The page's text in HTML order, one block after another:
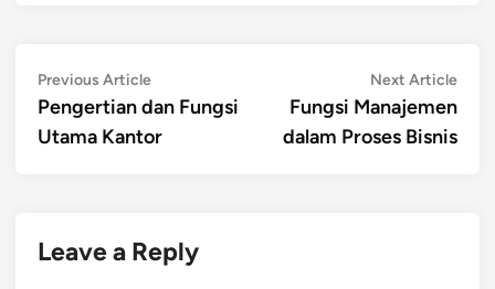
Post
navigation
Previous ArticlePrevious
article:
Pengertian dan Fungsi
Utama Kantor
Next ArticleNext
Fungsi Manajemen
dalam Proses Bisnis
Leave a Reply